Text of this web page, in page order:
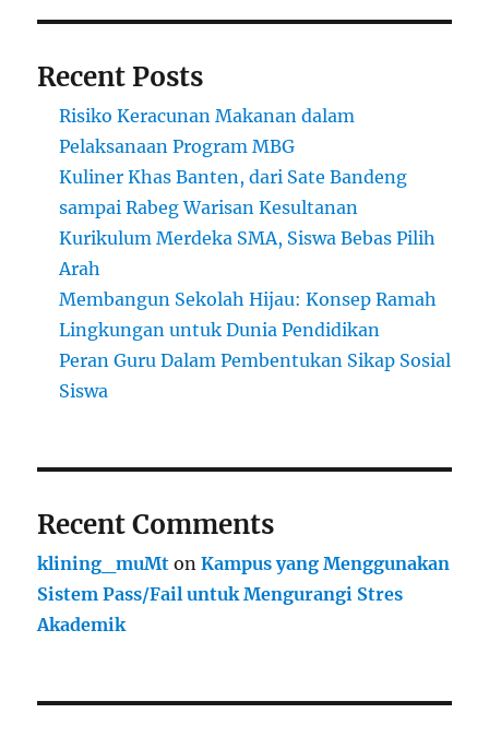
Recent Posts
Risiko Keracunan Makanan dalam
Pelaksanaan Program MBG
Kuliner Khas Banten, dari Sate Bandeng
sampai Rabeg Warisan Kesultanan
Kurikulum Merdeka SMA, Siswa Bebas Pilih
Arah
Membangun Sekolah Hijau: Konsep Ramah
Lingkungan untuk Dunia Pendidikan
Peran Guru Dalam Pembentukan Sikap Sosial
Siswa
Recent Comments
klining_muMt onKampus yang Menggunakan
Sistem Pass/Fail untuk Mengurangi Stres
Akademik